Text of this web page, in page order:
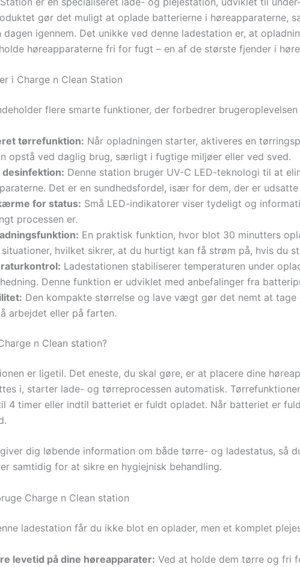
gør det muligt at oplade batterierne i
igennem. Det unikke ved denne ladestation er, at
høreapparaterne fri for fugt – en af de største fjender i
i Charge n Clean Station
flere smarte funktioner, der forbedrer
tørrefunktion: Når opladningen starter, aktiveres en
opstå ved daglig brug, særligt i fugtige miljøer eller ved sved.
desinfektion: Denne station bruger UV-C LED-teknologi til at
Det er en sundhedsfordel, især for dem, der er
for status: Små LED-indikatorer viser tydeligt og
processen er.
En praktisk funktion, hvor blot 30 minutters
hvilket sikrer, at du hurtigt kan få strøm på, hvis du
Ladestationen stabiliserer temperaturen under
Denne funktion er udviklet med anbefalinger fra
Den kompakte størrelse og lave vægt gør det nemt at
arbejdet eller på farten.
n Clean station?
er ligetil. Det eneste, du skal gøre, er at placere dine
i, starter lade- og tørreprocessen automatisk.
timer eller indtil batteriet er fuldt opladet. Når batteriet er
dig løbende information om både tørre- og ladestatus, så
samtidig for at sikre en hygiejnisk behandling.
Charge n Clean station
ladestation får du ikke blot en oplader, men et komplet
levetid på dine høreapparater: Ved at holde dem tørre og fri